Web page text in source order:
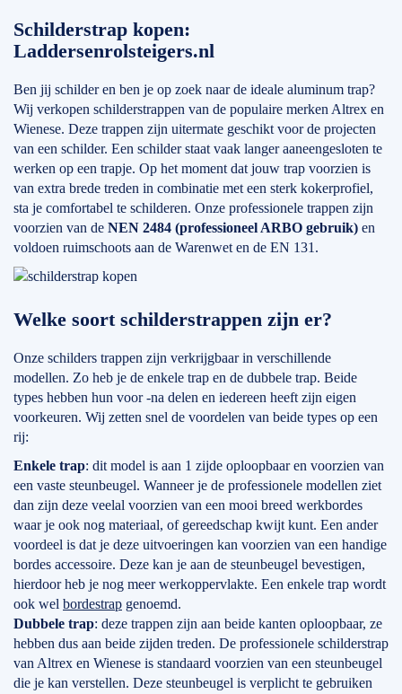
Schilderstrap kopen:
Laddersenrolsteigers.nl
Ben jij schilder en ben je op zoek naar de ideale aluminum trap?
Wij verkopen schilderstrappen van de populaire merken Altrex en
Wienese. Deze trappen zijn uitermate geschikt voor de projecten
van een schilder. Een schilder staat vaak langer aaneengesloten te
werken op een trapje. Op het moment dat jouw trap voorzien is
van extra brede treden in combinatie met een sterk kokerprofiel,
sta je comfortabel te schilderen. Onze professionele trappen zijn
voorzien van de NEN 2484 (professioneel ARBO gebruik) en
voldoen ruimschoots aan de Warenwet en de EN 131.
Welke soort schilderstrappen zijn er?
Onze schilders trappen zijn verkrijgbaar in verschillende
modellen. Zo heb je de enkele trap en de dubbele trap. Beide
types hebben hun voor -na delen en iedereen heeft zijn eigen
voorkeuren. Wij zetten snel de voordelen van beide types op een
rij:
Enkele trap: dit model is aan 1 zijde oploopbaar en voorzien van
een vaste steunbeugel. Wanneer je de professionele modellen ziet
dan zijn deze veelal voorzien van een mooi breed werkbordes
waar je ook nog materiaal, of gereedschap kwijt kunt. Een ander
voordeel is dat je deze uitvoeringen kan voorzien van een handige
bordes accessoire. Deze kan je aan de steunbeugel bevestigen,
hierdoor heb je nog meer werkoppervlakte. Een enkele trap wordt
ook wel bordestrap genoemd.
Dubbele trap: deze trappen zijn aan beide kanten oploopbaar, ze
hebben dus aan beide zijden treden. De professionele schilderstrap
van Altrex en Wienese is standaard voorzien van een steunbeugel
die je kan verstellen. Deze steunbeugel is verplicht te gebruiken